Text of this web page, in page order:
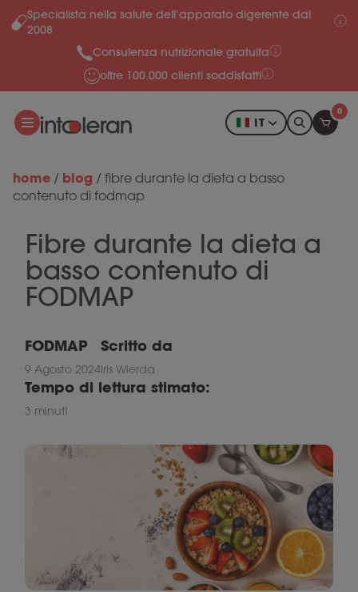
Salta al contenuto
Specialista nella salute dell’apparato digerente dal
2008
Consulenza nutrizionale gratuita
oltre 100.000 clienti soddisfatti
IT
0
home / blog / fibre durante la dieta a basso
contenuto di fodmap
Fibre durante la dieta a
basso contenuto di
FODMAP
FODMAP
9 Agosto 2024
Scritto da
Iris Wierda
Tempo di lettura stimato:
3 minuti